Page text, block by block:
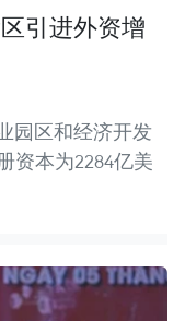
引进外资增
园区和经济开发
资本为2284亿美